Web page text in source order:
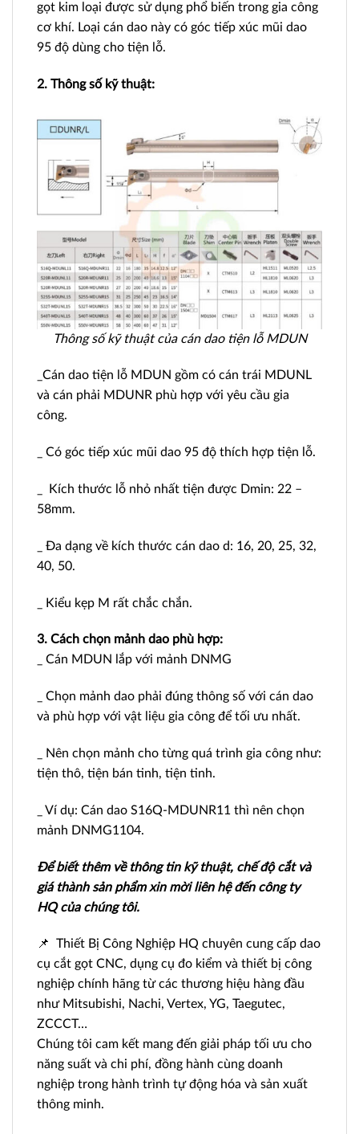
gọt kim loại được sử dụng phổ biến trong gia công
cơ khí. Loại cán dao này có góc tiếp xúc mũi dao
95 độ dùng cho tiện lỗ.
2. Thông số kỹ thuật:
Thông số kỹ thuật của cán dao tiện lỗ MDUN
_Cán dao tiện lỗ MDUN gồm có cán trái MDUNL
và cán phải MDUNR phù hợp với yêu cầu gia
công.
_ Có góc tiếp xúc mũi dao 95 độ thích hợp tiện lỗ.
_ Kích thước lỗ nhỏ nhất tiện được Dmin: 22 –
58mm.
_ Đa dạng về kích thước cán dao d: 16, 20, 25, 32,
40, 50.
_ Kiểu kẹp M rất chắc chắn.
3. Cách chọn mảnh dao phù hợp:
_ Cán MDUN lắp với mảnh DNMG
_ Chọn mảnh dao phải đúng thông số với cán dao
và phù hợp với vật liệu gia công để tối ưu nhất.
_ Nên chọn mảnh cho từng quá trình gia công như:
tiện thô, tiện bán tinh, tiện tinh.
_ Ví dụ: Cán dao S16Q-MDUNR11 thì nên chọn
mảnh DNMG1104.
Để biết thêm về thông tin kỹ thuật, chế độ cắt và
giá thành sản phẩm xin mời liên hệ đến công ty
HQ của chúng tôi.
📌 Thiết Bị Công Nghiệp HQ chuyên cung cấp dao
cụ cắt gọt CNC, dụng cụ đo kiểm và thiết bị công
nghiệp chính hãng từ các thương hiệu hàng đầu
như Mitsubishi, Nachi, Vertex, YG, Taegutec,
ZCCCT…
Chúng tôi cam kết mang đến giải pháp tối ưu cho
năng suất và chi phí, đồng hành cùng doanh
nghiệp trong hành trình tự động hóa và sản xuất
thông minh.